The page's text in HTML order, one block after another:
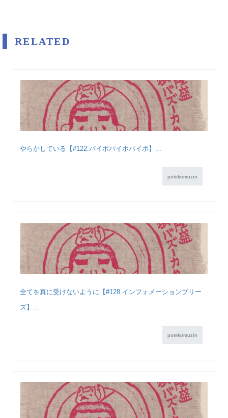
RELATED
やらかしている【#122.パイポパイポパイポ】...
potekomuzin
全てを真に受けないように【#128.インフォメーションプリー
ズ】...
potekomuzin